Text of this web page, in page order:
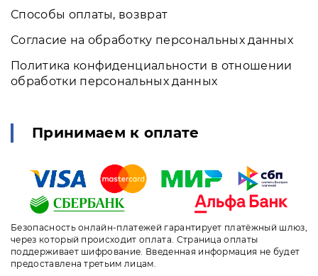
Способы оплаты, возврат
Согласие на обработку персональных данных
Политика конфиденциальности в отношении
обработки персональных данных
Принимаем к оплате
Безопасность онлайн-платежей гарантирует платёжный шлюз,
через который происходит оплата. Страница оплаты
поддерживает шифрование. Введенная информация не будет
предоставлена третьим лицам.